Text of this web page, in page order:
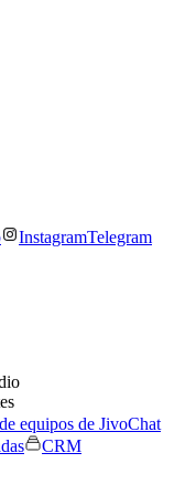
InstagramTelegram
equipos de JivoChat
CRM